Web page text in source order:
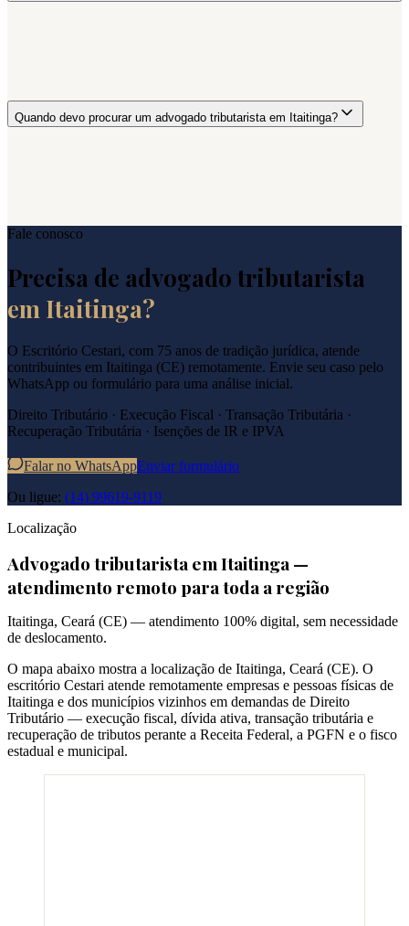
Quando devo procurar um advogado tributarista em Itaitinga?
Fale conosco
Precisa de advogado tributarista
em Itaitinga?
O Escritório Cestari, com 75 anos de tradição jurídica, atende
contribuintes em Itaitinga (CE) remotamente. Envie seu caso pelo
WhatsApp ou formulário para uma análise inicial.
Direito Tributário · Execução Fiscal · Transação Tributária ·
Recuperação Tributária · Isenções de IR e IPVA
Falar no WhatsAppEnviar formulário
Ou ligue: (14) 99619-9119
Localização
Advogado tributarista emItaitinga —
atendimento remoto para toda a região
Itaitinga, Ceará (CE) — atendimento 100% digital, sem necessidade
de deslocamento.
O mapa abaixo mostra a localização de Itaitinga, Ceará (CE). O
escritório Cestari atende remotamente empresas e pessoas físicas de
Itaitinga e dos municípios vizinhos em demandas de Direito
Tributário — execução fiscal, dívida ativa, transação tributária e
recuperação de tributos perante a Receita Federal, a PGFN e o fisco
estadual e municipal.